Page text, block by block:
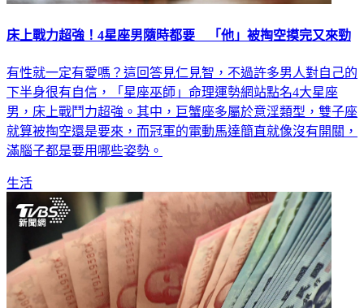
床上戰力超強！4星座男隨時都要 「他」被掏空摸完又來勁
有性就一定有愛嗎？這回答見仁見智，不過許多男人對自己的
下半身很有自信，「星座巫師」命理運勢網站點名4大星座
男，床上戰鬥力超強。其中，巨蟹座多屬於意淫類型，雙子座
就算被掏空還是要來，而冠軍的電動馬達簡直就像沒有開關，
滿腦子都是要用哪些姿勢。
生活